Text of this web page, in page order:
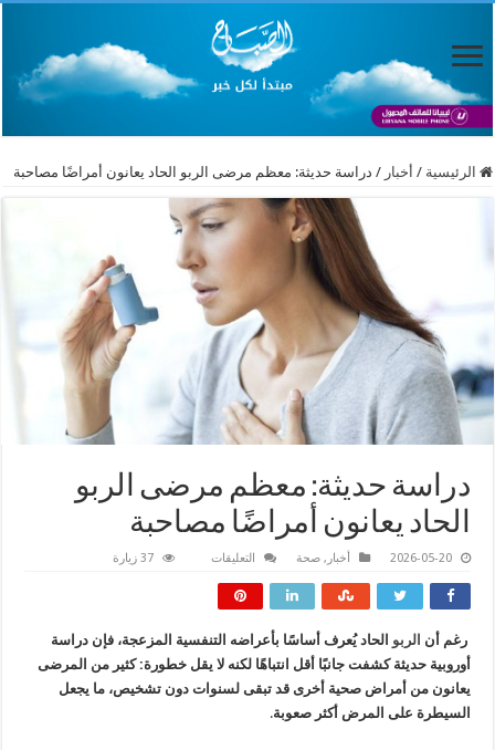
الرئيسية / أخبار / دراسة حديثة: معظم مرضى الربو الحاد يعانون أمراضًا مصاحبة
دراسة حديثة: معظم مرضى الربو
الحاد يعانون أمراضًا مصاحبة
2026-05-20 أخبار ,صحة التعليقات
الحاد
يعانون
أمراضًا
مصاحبة
مغلقة
37 زيارة
رغم أن الربو الحاد يُعرف أساسًا بأعراضه التنفسية المزعجة، فإن دراسة
أوروبية حديثة كشفت جانبًا أقل انتباهًا لكنه لا يقل خطورة: كثير من المرضى
يعانون من أمراض صحية أخرى قد تبقى لسنوات دون تشخيص، ما يجعل
السيطرة على المرض أكثر صعوبة.